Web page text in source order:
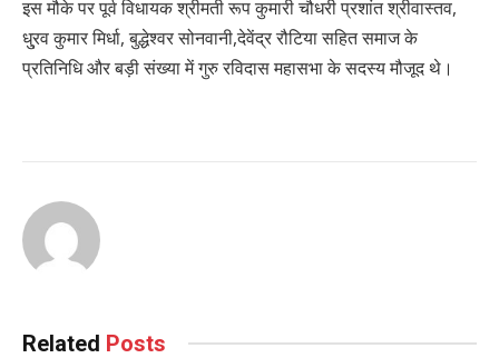
इस मौके पर पूर्व विधायक श्रीमती रूप कुमारी चौधरी प्रशांत श्रीवास्तव,
धु्रव कुमार मिर्धा, बुद्धेश्वर सोनवानी,देवेंद्र रौटिया सहित समाज के
प्रतिनिधि और बड़ी संख्या में गुरु रविदास महासभा के सदस्य मौजूद थे।
Related Posts